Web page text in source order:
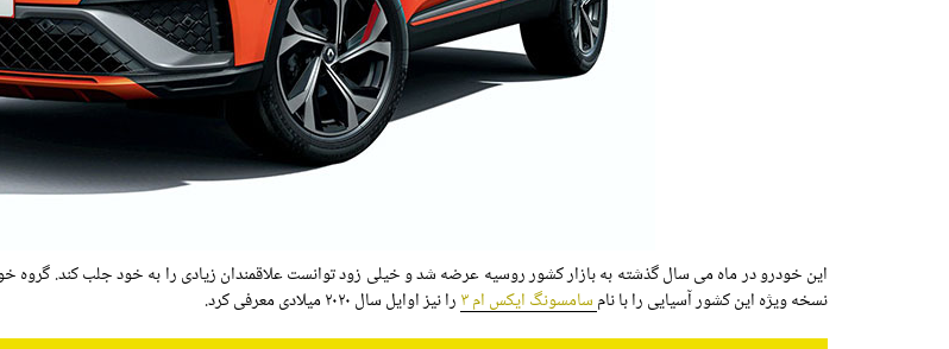
این خودرو در ماه می سال گذشته به بازار کشور روسیه عرضه شد و خیلی زود توانست علاقمندان زیادی را به خود جلب کند.
نسخه ویژه این کشور آسیایی را با نامسامسونگ ایکس ام ۳ را نیز اوایل سال ۲۰۲۰ میلادی معرفی کرد.